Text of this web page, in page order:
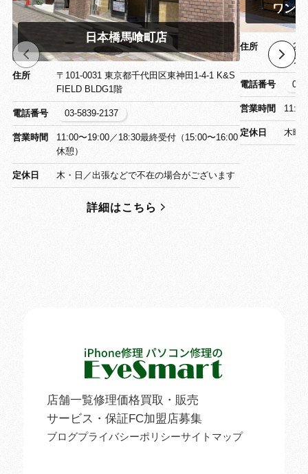
日本橋馬喰町店
住所
〒101-0031 東京都千代田区東神田1-4-1 K&S
FIELD BLDG1階
電話番号 03-5839-2137
営業時間
11:00〜19:00／18:30最終受付（15:00〜16:00
休憩）
定休日 木・日／出張などで不在の場合がございます
詳細はこちら
ワン
住所
〒
ワン
電話番号
営業時間
定休日 木曜
店舗一覧修理価格買取・販売
サービス・保証FC加盟店募集
ブログプライバシーポリシーサイトマップ